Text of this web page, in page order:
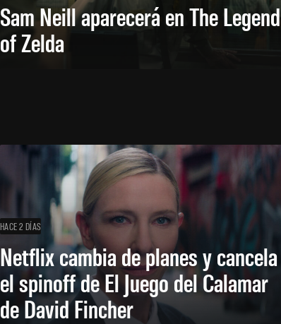
Sam Neill aparecerá en The Legend
of Zelda
HACE 2 DÍAS
Netflix cambia de planes y cancela
el spinoff de El Juego del Calamar
de David Fincher